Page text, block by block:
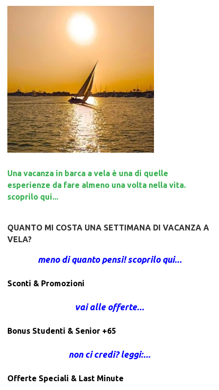
Una vacanza in barca a vela è una di quelle
esperienze da fare almeno una volta nella vita.
scoprilo qui...
QUANTO MI COSTA UNA SETTIMANA DI VACANZA A
VELA?
meno di quanto pensi! scoprilo qui...
Sconti & Promozioni
vai alle offerte...
Bonus Studenti & Senior +65
non ci credi? leggi:...
Offerte Speciali & Last Minute